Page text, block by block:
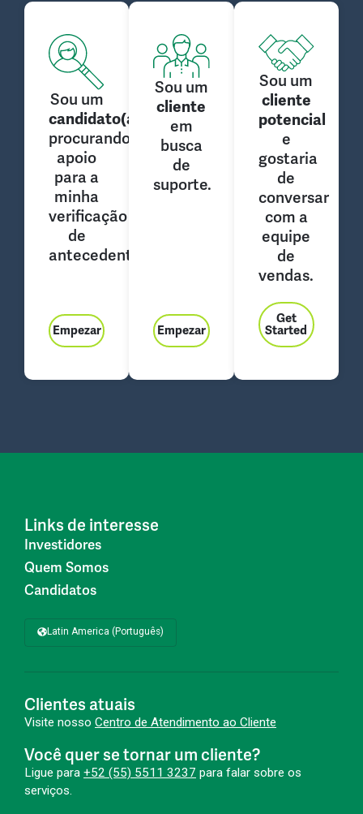
Sou um
candidato(a)
procurando
apoio
para a
minha
verificação
de
antecedentes.
Empezar
Sou um
cliente
em
busca
de
suporte.
Empezar
Sou um
cliente
potencial
e
gostaria
de
conversar
com a
equipe
de
vendas.
Get
Started
Links de interesse
Investidores
Quem Somos
Candidatos
Latin America (Português)
Clientes atuais
Visite nosso Centro de Atendimento ao Cliente
Você quer se tornar um cliente?
Ligue para +52 (55) 5511 3237 para falar sobre os
serviços.